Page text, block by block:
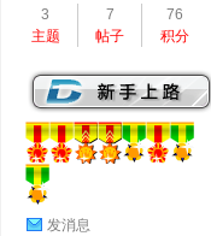
3
主题
7
帖子
76
积分
发消息